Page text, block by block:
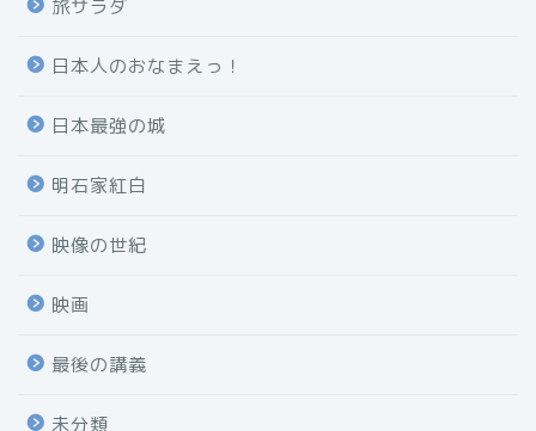
旅サラダ
日本人のおなまえっ！
日本最強の城
明石家紅白
映像の世紀
映画
最後の講義
未分類